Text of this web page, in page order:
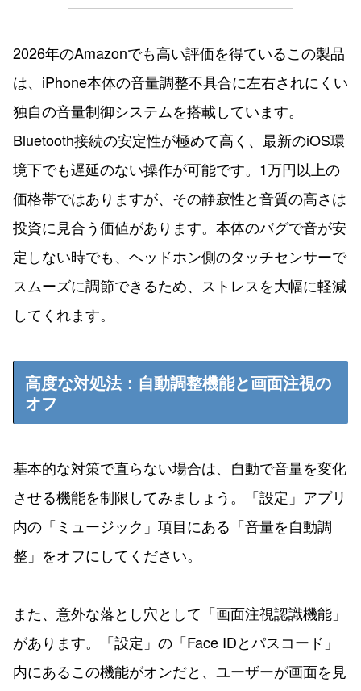
2026年のAmazonでも高い評価を得ているこの製品
は、iPhone本体の音量調整不具合に左右されにくい
独自の音量制御システムを搭載しています。
Bluetooth接続の安定性が極めて高く、最新のiOS環
境下でも遅延のない操作が可能です。1万円以上の
価格帯ではありますが、その静寂性と音質の高さは
投資に見合う価値があります。本体のバグで音が安
定しない時でも、ヘッドホン側のタッチセンサーで
スムーズに調節できるため、ストレスを大幅に軽減
してくれます。
高度な対処法：自動調整機能と画面注視の
オフ
基本的な対策で直らない場合は、自動で音量を変化
させる機能を制限してみましょう。「設定」アプリ
内の「ミュージック」項目にある「音量を自動調
整」をオフにしてください。
また、意外な落とし穴として「画面注視認識機能」
があります。「設定」の「Face IDとパスコード」
内にあるこの機能がオンだと、ユーザーが画面を見